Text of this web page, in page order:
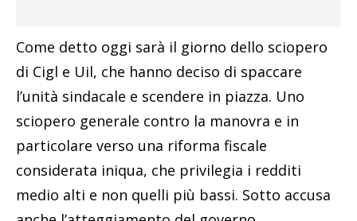
Come detto oggi sarà il giorno dello sciopero
di Cigl e Uil, che hanno deciso di spaccare
l’unità sindacale e scendere in piazza. Uno
sciopero generale contro la manovra e in
particolare verso una riforma fiscale
considerata iniqua, che privilegia i redditi
medio alti e non quelli più bassi. Sotto accusa